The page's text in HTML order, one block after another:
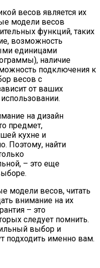
весов является их
модели весов
функций, таких
возможность
единицами
наличие
подключения к
весов с
от ваших
на дизайн
предмет,
кухне и
Поэтому, найти
– это еще
модели весов, читать
внимание на их
– это
следует помнить.
выбор и
подходить именно вам.